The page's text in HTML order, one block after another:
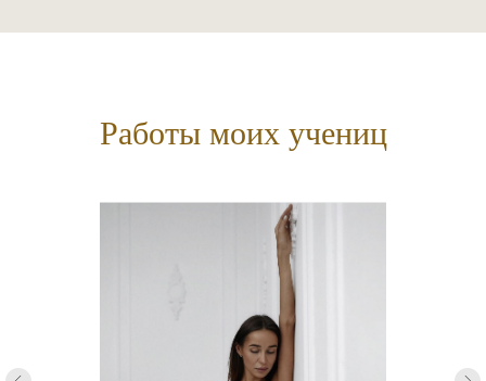
Работы моих учениц